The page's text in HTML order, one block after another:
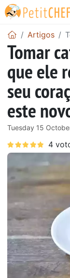
Artigos
Tomar
que ele
seu
este
Tuesday 15